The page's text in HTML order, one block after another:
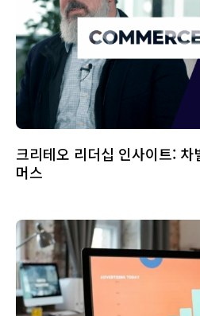
크리테오 리더십 인사이트: 차
머스